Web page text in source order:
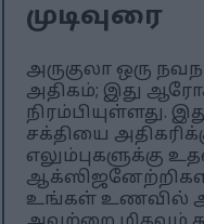
முடிவுரை
அருகுலா ஒரு
அதிகம்; இது
நிரம்பியுள்ளது.
சக்தியை
எலும்புகளுக்கு
உங்கள் உணவில்